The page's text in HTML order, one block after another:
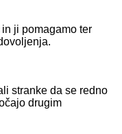
ji pomagamo ter
stranke da se redno
drugim